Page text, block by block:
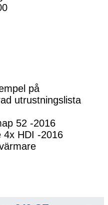
på
utrustningslista
52 -2016
4x HDI -2016